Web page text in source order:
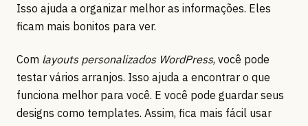
Isso ajuda a organizar melhor as informações. Eles
ficam mais bonitos para ver.
Com layouts personalizados WordPress, você pode
testar vários arranjos. Isso ajuda a encontrar o que
funciona melhor para você. E você pode guardar seus
designs como templates. Assim, fica mais fácil usar